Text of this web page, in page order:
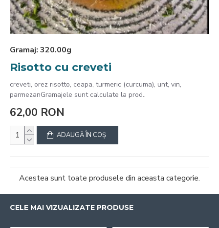
Gramaj: 320.00g
Risotto cu creveti
creveti, orez risotto, ceapa, turmeric (curcuma), unt, vin,
parmezanGramajele sunt calculate la prod..
62,00 RON
ADAUGĂ ÎN COŞ
Acestea sunt toate produsele din aceasta categorie.
CELE MAI VIZUALIZATE PRODUSE